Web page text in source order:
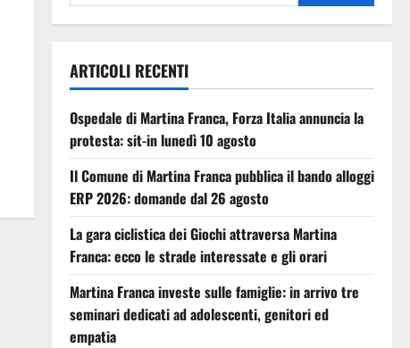
ARTICOLI RECENTI
Ospedale di Martina Franca, Forza Italia annuncia la
protesta: sit-in lunedì 10 agosto
Il Comune di Martina Franca pubblica il bando alloggi
ERP 2026: domande dal 26 agosto
La gara ciclistica dei Giochi attraversa Martina
Franca: ecco le strade interessate e gli orari
Martina Franca investe sulle famiglie: in arrivo tre
seminari dedicati ad adolescenti, genitori ed
empatia